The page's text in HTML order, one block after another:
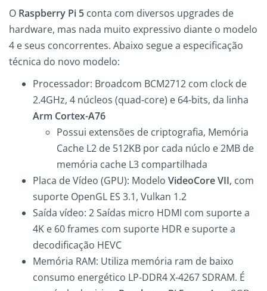
O Raspberry Pi 5 conta com diversos upgrades de
hardware, mas nada muito expressivo diante o modelo
4 e seus concorrentes. Abaixo segue a especificação
técnica do novo modelo:
Processador: Broadcom BCM2712 com clock de
2.4GHz, 4 núcleos (quad-core) e 64-bits, da linha
Arm Cortex-A76
Possui extensões de criptografia, Memória
Cache L2 de 512KB por cada núclo e 2MB de
memória cache L3 compartilhada
Placa de Vídeo (GPU): Modelo VideoCore VII, com
suporte OpenGL ES 3.1, Vulkan 1.2
Saída vídeo: 2 Saídas micro HDMI com suporte a
4K e 60 frames com suporte HDR e suporte a
decodificação HEVC
Memória RAM: Utiliza memória ram de baixo
consumo energético LP-DDR4 X-4267 SDRAM. É